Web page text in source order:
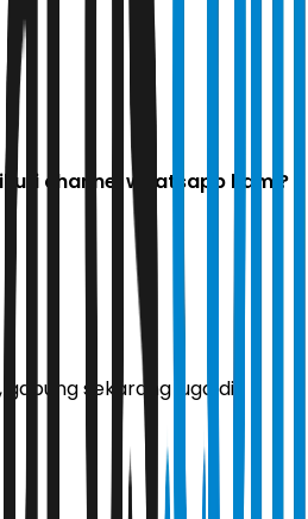
channel whatsapp kami?
sekarang juga di